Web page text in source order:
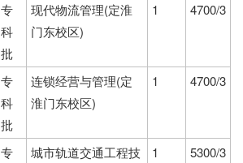
专
科
批
现代物流管理(定淮
门东校区)
1 4700/3
专
科
批
连锁经营与管理(定
淮门东校区)
1 4700/3
专
城市轨道交通工程技
1 5300/3